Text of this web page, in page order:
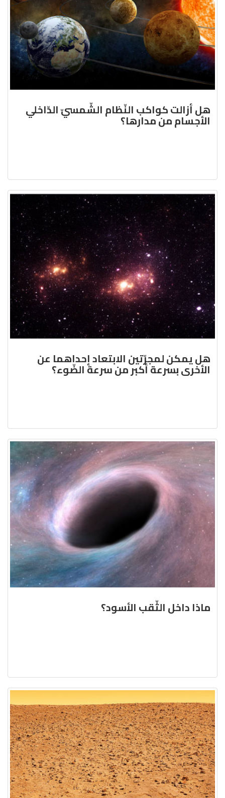
هل أزالت كواكب النّظام الشّمسيّ الدّاخلي
الأجسام من مدارها؟
هل يمكن لمجرّتين الابتعاد إحداهما عن
الأخرى بسرعة أكبر من سرعة الضّوء؟
ماذا داخل الثّقب الأسود؟